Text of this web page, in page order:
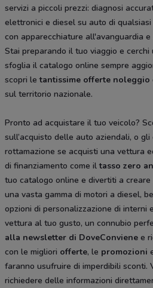
servizi a piccoli prezzi: diagnosi
elettronici e diesel su auto di
con apparecchiature all'avanguardia
Stai preparando il tuo viaggio e cerchi
sfoglia il catalogo online sempre
scopri le tantissime offerte noleggio
sul territorio nazionale.
Pronto ad acquistare il tuo veicolo?
sull’acquisto delle auto aziendali, o
rottamazione se acquisti una vettura
di finanziamento come iltasso zero
tuo catalogo online e divertiti a
una vasta gamma di motori a diesel,
opzioni di personalizzazione di interni
vettura al tuo gusto, un connubio
alla newsletter di DoveConviene e
con le migliori offerte, le promozioni
faranno usufruire di imperdibili sconti.
richiedere delle informazioni